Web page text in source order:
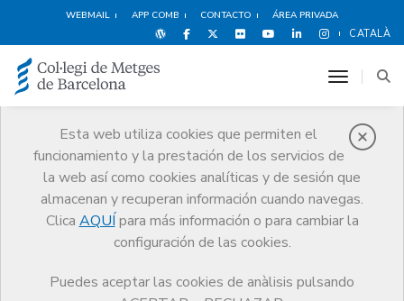
WEBMAIL APP COMB CONTACTO ÁREA PRIVADA
CATALÀ
Esta web utiliza cookies que permiten el
funcionamiento y la prestación de los servicios de
la web así como cookies analíticas y de sesión que
almacenan y recuperan información cuando navegas.
Clica AQUÍ para más información o para cambiar la
configuración de las cookies.
Puedes aceptar las cookies de anàlisis pulsando
toggle
Noticias
Comunicación
Noticias
El Estado de la Profesión La precariedad laboral de los médicos